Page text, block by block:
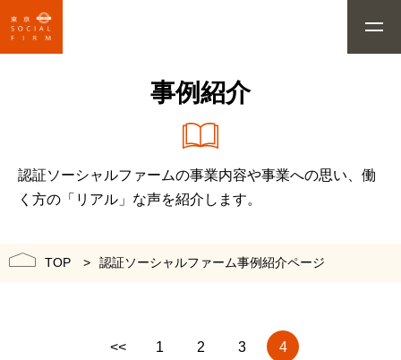
事例紹介
認証ソーシャルファームの事業内容や事業への思い、働
く方の「リアル」な声を紹介します。
TOP 認証ソーシャルファーム事例紹介ページ
<< 1 2 3 4